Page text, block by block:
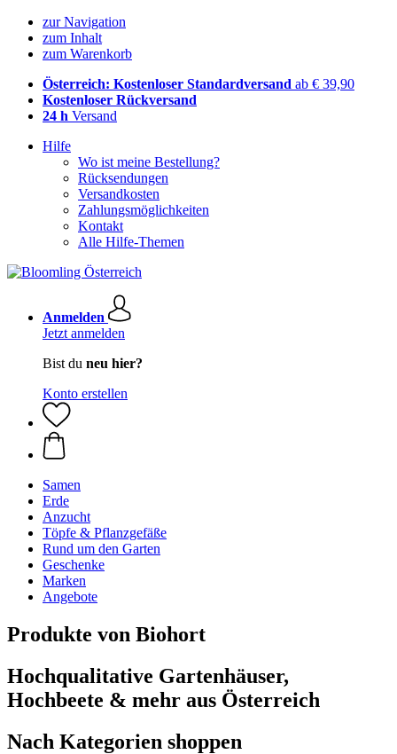
zur Navigation
zum Inhalt
zum Warenkorb
Österreich: Kostenloser Standardversand ab € 39,90
Kostenloser Rückversand
24 h Versand
Hilfe
Wo ist meine Bestellung?
Rücksendungen
Versandkosten
Zahlungsmöglichkeiten
Kontakt
Alle Hilfe-Themen
Anmelden
Jetzt anmelden
Bist du neu hier?
Konto erstellen
Samen
Erde
Anzucht
Töpfe & Pflanzgefäße
Rund um den Garten
Geschenke
Marken
Angebote
Produkte von Biohort
Hochqualitative Gartenhäuser,
Hochbeete & mehr aus Österreich
Nach Kategorien shoppen